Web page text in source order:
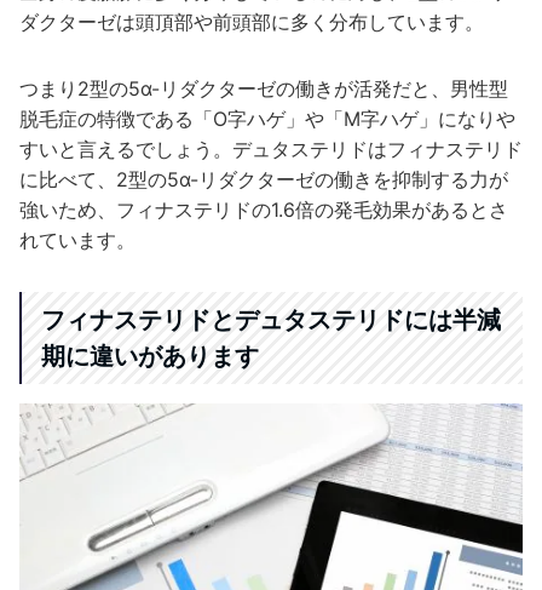
ダクターゼは頭頂部や前頭部に多く分布しています。
つまり2型の5α-リダクターゼの働きが活発だと、男性型
脱毛症の特徴である「O字ハゲ」や「M字ハゲ」になりや
すいと言えるでしょう。デュタステリドはフィナステリド
に比べて、2型の5α-リダクターゼの働きを抑制する力が
強いため、フィナステリドの1.6倍の発毛効果があるとさ
れています。
フィナステリドとデュタステリドには半減
期に違いがあります